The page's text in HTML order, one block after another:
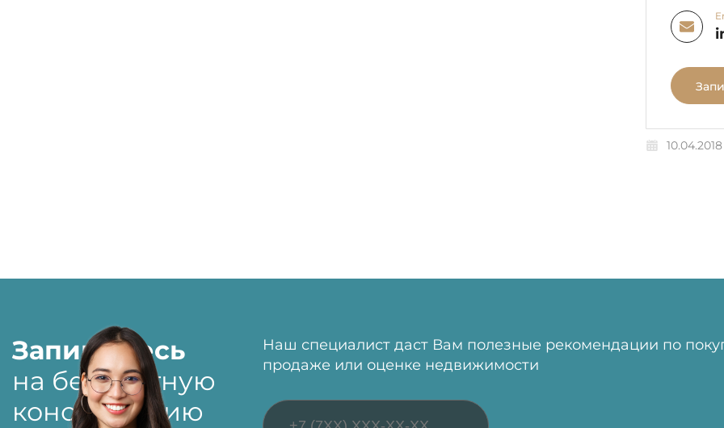
10.04.2018
Запишитесь
на бесплатную
консультацию
Наш специалист даст Вам полезные рекомендации по
продаже или оценке недвижимости